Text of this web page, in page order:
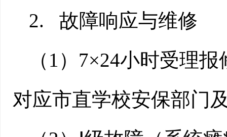
2. 故障响应与维修
（ 1 ） 7×24小时受理报
对应市直学校安保部门